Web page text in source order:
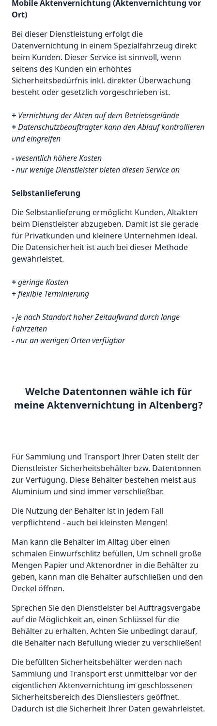
Mobile Aktenvernichtung (Aktenvernichtung vor
Ort)
Bei dieser Dienstleistung erfolgt die
Datenvernichtung in einem Spezialfahrzeug direkt
beim Kunden. Dieser Service ist sinnvoll, wenn
seitens des Kunden ein erhöhtes
Sicherheitsbedürfnis inkl. direkter Überwachung
besteht oder gesetzlich vorgeschrieben ist.
+ Vernichtung der Akten auf dem Betriebsgelände
+Datenschutzbeauftragter kann den Ablauf kontrollieren
und eingreifen
- wesentlich höhere Kosten
-nur wenige Dienstleister bieten diesen Service an
Selbstanlieferung
Die Selbstanlieferung ermöglicht Kunden, Altakten
beim Dienstleister abzugeben. Damit ist sie gerade
für Privatkunden und kleinere Unternehmen ideal.
Die Datensicherheit ist auch bei dieser Methode
gewährleistet.
+geringe Kosten
+flexible Terminierung
-je nach Standort hoher Zeitaufwand durch lange
Fahrzeiten
-nur an wenigen Orten verfügbar
Welche Datentonnen wähle ich für
meine Aktenvernichtung in Altenberg?
Für Sammlung und Transport Ihrer Daten stellt der
Dienstleister Sicherheitsbehälter bzw. Datentonnen
zur Verfügung. Diese Behälter bestehen meist aus
Aluminium und sind immer verschließbar.
Die Nutzung der Behälter ist in jedem Fall
verpflichtend - auch bei kleinsten Mengen!
Man kann die Behälter im Alltag über einen
schmalen Einwurfschlitz befüllen, Um schnell große
Mengen Papier und Aktenordner in die Behälter zu
geben, kann man die Behälter aufschließen und den
Deckel öffnen.
Sprechen Sie den Dienstleister bei Auftragsvergabe
auf die Möglichkeit an, einen Schlüssel für die
Behälter zu erhalten. Achten Sie unbedingt darauf,
die Behälter nach Befüllung wieder zu verschließen!
Die befüllten Sicherheitsbehälter werden nach
Sammlung und Transport erst unmittelbar vor der
eigentlichen Aktenvernichtung im geschlossenen
Sicherheitsbereich des Diensliesters geöffnet.
Dadurch ist die Sicherheit Ihrer Daten gewährleistet.